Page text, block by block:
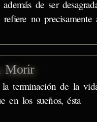
de ser
no precisamente
Morir
terminación de la
en los sueños, ésta